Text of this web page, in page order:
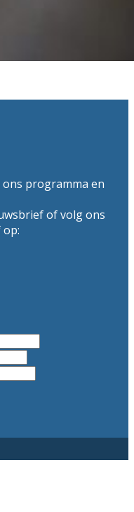
programma en
of volg ons
op: